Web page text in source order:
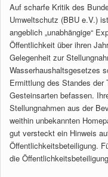
Auf scharfe Kritik des
Umweltschutz (BBU e.V.)
angeblich „unabhängige“
Öffentlichkeit über ihren
Gelegenheit zur
Wasserhaushaltsgesetzes
Ermittlung des Standes
Gesteinsarten befassen.
Stellungnahmen aus der
weithin unbekannten
gut versteckt ein Hinweis
Öffentlichkeitsbeteiligung.
die